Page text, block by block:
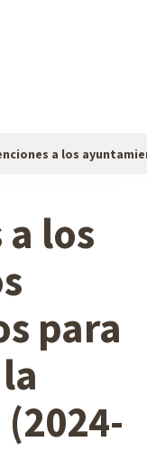
a los
los
para